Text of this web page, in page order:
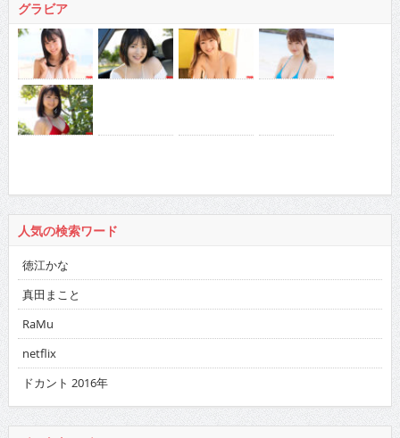
グラビア
人気の検索ワード
徳江かな
真田まこと
RaMu
netflix
ドカント 2016年